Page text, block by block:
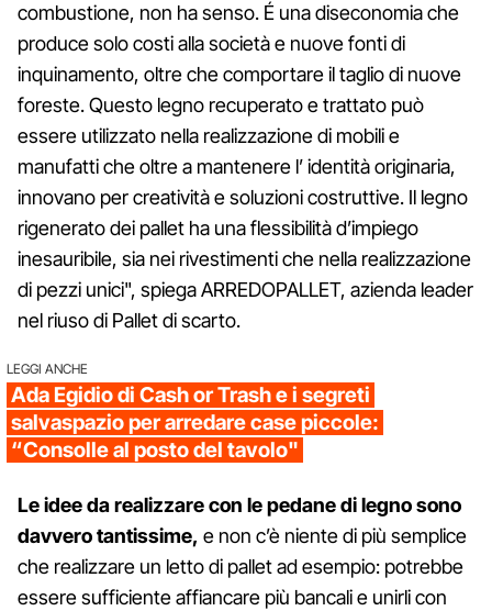
combustione, non ha senso. É una diseconomia che
produce solo costi alla società e nuove fonti di
inquinamento, oltre che comportare il taglio di nuove
foreste. Questo legno recuperato e trattato può
essere utilizzato nella realizzazione di mobili e
manufatti che oltre a mantenere l’ identità originaria,
innovano per creatività e soluzioni costruttive. Il legno
rigenerato dei pallet ha una flessibilità d’impiego
inesauribile, sia nei rivestimenti che nella realizzazione
di pezzi unici", spiega ARREDOPALLET, azienda leader
nel riuso di Pallet di scarto.
LEGGI ANCHE
Ada Egidio di Cash or Trash e i segreti
salvaspazio per arredare case piccole:
“Consolle al posto del tavolo"
Le idee da realizzare con le pedane di legno sono
davvero tantissime, e non c’è niente di più semplice
che realizzare un letto di pallet ad esempio: potrebbe
essere sufficiente affiancare più bancali e unirli con